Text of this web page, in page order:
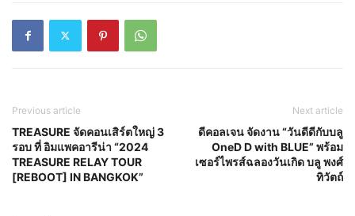
Previous article
TREASURE จัดคอนเสิร์ตใหญ่ 3
รอบ ที่ อิมแพคอารีน่า “2024
TREASURE RELAY TOUR
[REBOOT] IN BANGKOK”
Next article
ดีคอลเจน จัดงาน “วันดีดีกับบลู
OneD D with BLUE” พร้อม
เซอร์ไพรส์ฉลองวันเกิด บลู พงศ์
ทิวัตถ์